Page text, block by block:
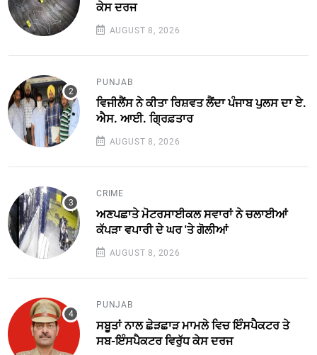
ਕੇਸ ਦਰਜ
AUGUST 8, 2026
PUNJAB
ਵਿਜੀਲੈਂਸ ਨੇ ਕੀਤਾ ਰਿਸ਼ਵਤ ਲੈਂਦਾ ਪੰਜਾਬ ਪੁਲਸ ਦਾ ਏ.
ਐਸ. ਆਈ. ਗ੍ਰਿਫ਼ਤਾਰ
AUGUST 8, 2026
CRIME
ਅਣਪਛਾਤੇ ਮੋਟਰਸਾਈਕਲ ਸਵਾਰਾਂ ਨੇ ਚਲਾਈਆਂ
ਕੱਪੜਾ ਵਪਾਰੀ ਦੇ ਘਰ 'ਤੇ ਗੋਲੀਆਂ
AUGUST 8, 2026
PUNJAB
ਸਬੂਤਾਂ ਨਾਲ ਛੇੜਛਾੜ ਮਾਮਲੇ ਵਿਚ ਇੰਸਪੈਕਟਰ ਤੇ
ਸਬ-ਇੰਸਪੈਕਟਰ ਵਿਰੁੱਧ ਕੇਸ ਦਰਜ